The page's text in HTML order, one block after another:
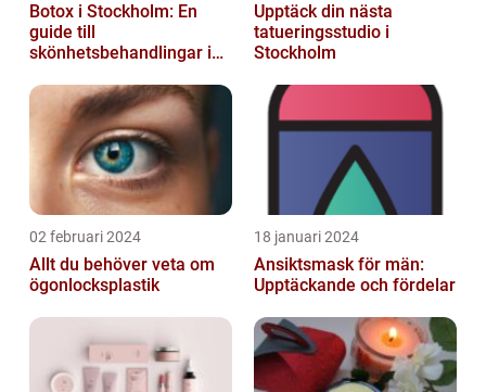
Botox i Stockholm: En
guide till
skönhetsbehandlingar i
Upptäck din nästa
tatueringsstudio i
Stockholm
02 februari 2024
Allt du behöver veta om
ögonlocksplastik
18 januari 2024
Ansiktsmask för män:
Upptäckande och fördelar